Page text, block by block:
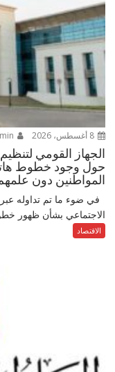
8 أغسطس، 2026
الجهاز القومي
حول وجود خطوط
المواطنين دون
في ضوء ما تم تداوله
الاجتماعي بشأن ظهور
الاقتصاد